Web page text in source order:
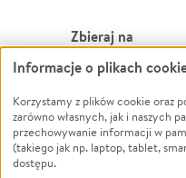
Zbieraj na
Leczenie
Zwierzęta
Pożar
Ukraina
Informacje o plikach
Korzystamy z plików cookie oraz
zarówno własnych, jak i naszych
przechowywanie informacji w
(takiego jak np. laptop, tablet,
dostępu.